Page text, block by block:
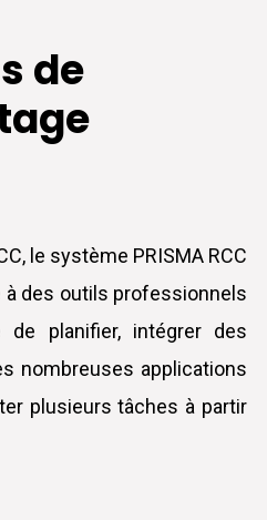
de
le système PRISMA RCC
des outils professionnels
de planifier, intégrer des
nombreuses applications
plusieurs tâches à partir